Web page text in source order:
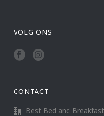
VOLG ONS
CONTACT
Best Bed and Breakfast